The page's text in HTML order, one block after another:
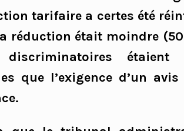
tarifaire a certes été
réduction était moindre
discriminatoires étaient
que l’exigence d’un avis